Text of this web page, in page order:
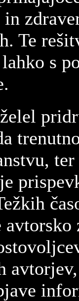
in
Te
s
avtorsko